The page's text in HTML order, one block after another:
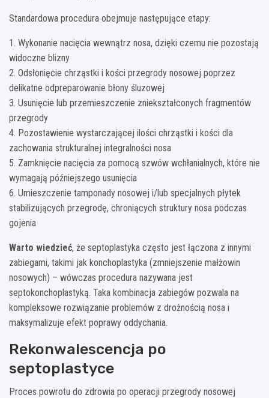
Standardowa procedura obejmuje następujące etapy:
1. Wykonanie nacięcia wewnątrz nosa, dzięki czemu nie pozostają
widoczne blizny
2. Odsłonięcie chrząstki i kości przegrody nosowej poprzez
delikatne odpreparowanie błony śluzowej
3. Usunięcie lub przemieszczenie zniekształconych fragmentów
przegrody
4. Pozostawienie wystarczającej ilości chrząstki i kości dla
zachowania strukturalnej integralności nosa
5. Zamknięcie nacięcia za pomocą szwów wchłanialnych, które nie
wymagają późniejszego usunięcia
6. Umieszczenie tamponady nosowej i/lub specjalnych płytek
stabilizujących przegrodę, chroniących struktury nosa podczas
gojenia
Warto wiedzieć, że septoplastyka często jest łączona z innymi
zabiegami, takimi jak konchoplastyka (zmniejszenie małżowin
nosowych) – wówczas procedura nazywana jest
septokonchoplastyką. Taka kombinacja zabiegów pozwala na
kompleksowe rozwiązanie problemów z drożnością nosa i
maksymalizuje efekt poprawy oddychania.
Rekonwalescencja po
septoplastyce
Proces powrotu do zdrowia po operacji przegrody nosowej